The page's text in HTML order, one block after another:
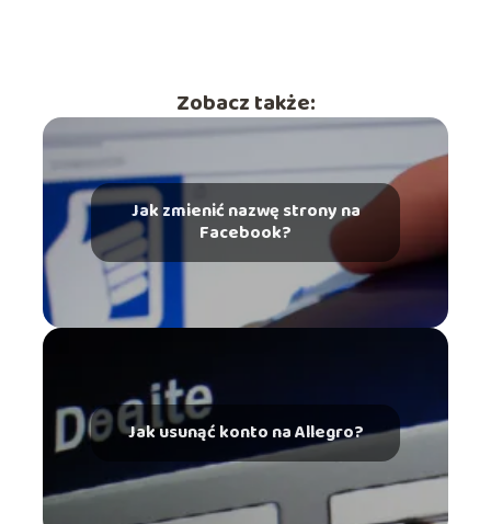
Zobacz także:
Jak zmienić nazwę strony na
Facebook?
Jak usunąć konto na Allegro?